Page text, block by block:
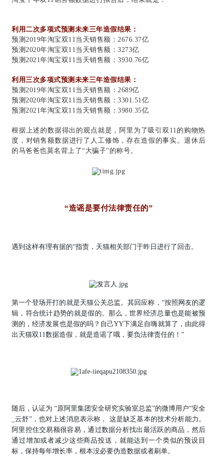
利用二次多项式预测未来三年造假结果：
预测2019年淘宝双11当天销售额：2676.37亿
预测2020年淘宝双11当天销售额：3273亿
预测2021年淘宝双11当天销售额：3930.76亿
利用三次多项式预测未来三年造假结果：
预测2019年淘宝双11当天销售额：2689亿
预测2020年淘宝双11当天销售额：3301.51亿
预测2021年淘宝双11当天销售额：3980.35亿
根据上述的数据得出的观点就是，阿里为了吸引双11的购物热
度，对销售额数据进行了人工修饰，存在造假的事实。退休后
的马爸爸也莫名背上了“大骗子”的称号。
“造谣是要付法律责任的”
遇到这样有理有据的“指责，天猫相关部门于昨日进行了回击。
第一个登场开打的就是天猫公关总监。其回应称，“按照网友的逻
辑，符合统计趋势的就是假的。那么，世界经济总量也是能被预
测的，经济发展也是假的吗？自己YY下满足自嗨就算了，由此得
出天猫双11数据造假，就是造谣了哦，要负法律责任的！”
随后，认证为 “原阿里集团安全研究实验室总监”的微博用户“安全
_云舒”，也对上述消息表示称， 这是缺乏基本的技术分析能力。
阿里控住交易额很容易，通过数据分析找出最活跃的商品，然后
通过增加或者减少这些商品投送，就能达到一个类似的预设目
标，保持每年增长率，根本没必要伪造数据或者刷单。